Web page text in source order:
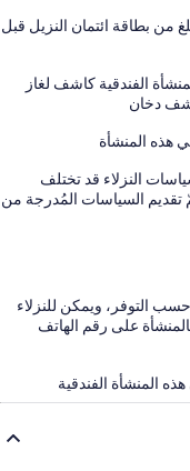
من بطاقة ائتمان النزيل قبل
الفندقية كاشف لغاز
دخان
هذه المنشأة
النزلاء قد تختلف
تقديم السياسات المُدرجة من
التوفر، ويمكن للنزلاء
على رقم الهاتف
المنشأة الفندقية